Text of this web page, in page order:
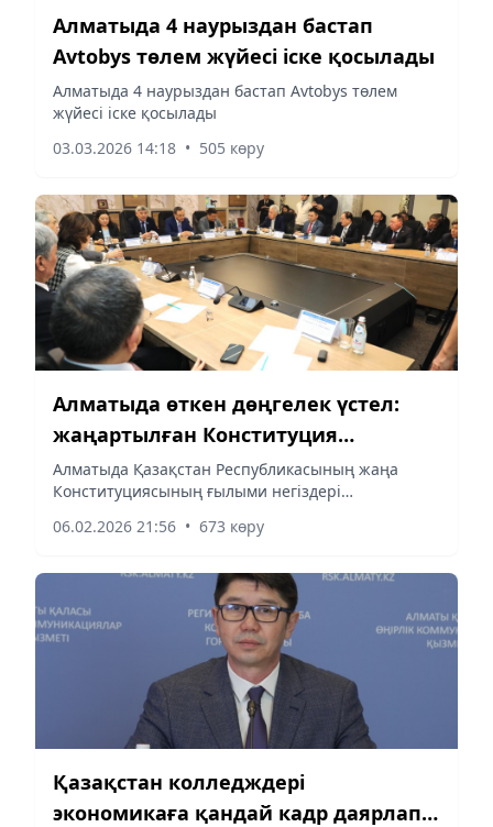
Алматыда 4 наурыздан бастап
Аvtobys төлем жүйесі іске қосылады
Алматыда 4 наурыздан бастап Аvtobys төлем
жүйесі іске қосылады
03.03.2026 14:18 • 505 көру
Алматыда өткен дөңгелек үстел:
жаңартылған Конституция
жобасына қолдау
Алматыда Қазақстан Республикасының жаңа
Конституциясының ғылыми негіздері
түсіндіруге арналған дөңгелек үстел ҚР
06.02.2026 21:56 • 673 көру
Қазақстан колледждері
экономикаға қандай кадр даярлап